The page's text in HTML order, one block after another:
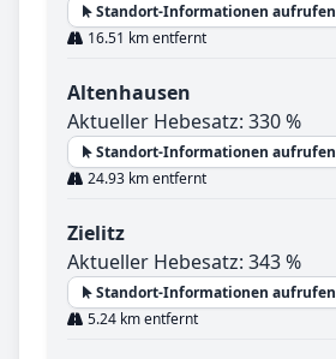
Standort-Informationen aufrufen
16.51 km entfernt
Altenhausen
Aktueller Hebesatz: 330 %
Standort-Informationen aufrufen
24.93 km entfernt
Zielitz
Aktueller Hebesatz: 343 %
Standort-Informationen aufrufen
5.24 km entfernt